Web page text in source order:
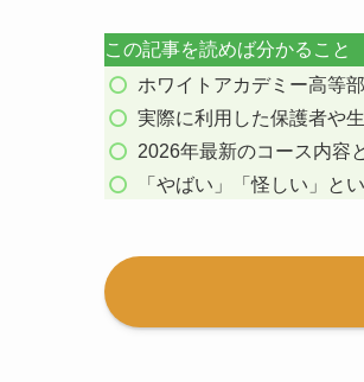
この記事を読めば分かること
ホワイトアカデミー高等
実際に利用した保護者や
2026年最新のコース内容
「やばい」「怪しい」と